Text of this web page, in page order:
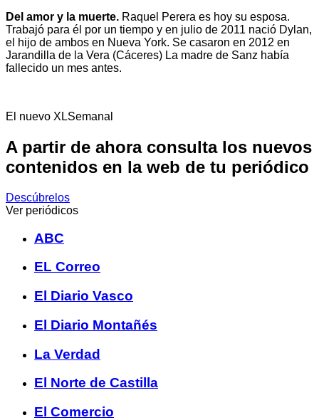
Del amor y la muerte. Raquel Perera es hoy su esposa.
Trabajó para él por un tiempo y en julio de 2011 nació Dylan,
el hijo de ambos en Nueva York. Se casaron en 2012 en
Jarandilla de la Vera (Cáceres) La madre de Sanz había
fallecido un mes antes.
El nuevo XLSemanal
A partir de ahora consulta los nuevos
contenidos en la web de tu periódico
Descúbrelos
Ver periódicos
ABC
EL Correo
El Diario Vasco
El Diario Montañés
La Verdad
El Norte de Castilla
El Comercio